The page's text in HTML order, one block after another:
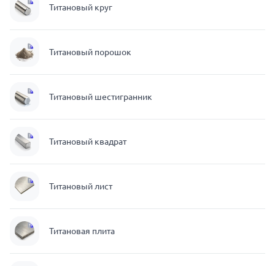
Титановый круг
Титановый порошок
Титановый шестигранник
Титановый квадрат
Титановый лист
Титановая плита